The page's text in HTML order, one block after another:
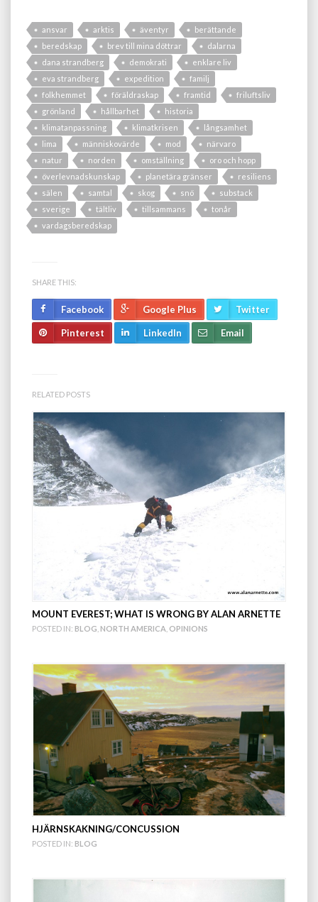
ansvar arktis äventyr
berättande
beredskap
brev till mina döttrar
dalarna
dana strandberg
demokrati
enklare liv
eva strandberg
expedition
familj
folkhemmet
föräldraskap framtid
friluftsliv
grönland
hållbarhet
historia
klimatanpassning
klimatkrisen
långsamhet
lima
människovärde mod
närvaro
natur
norden omställning
oro och hopp
överlevnadskunskap
planetära gränser
resiliens
sälen
samtal skog snö
substack
sverige
tältliv tillsammans
tonår
vardagsberedskap
SHARE THIS:
Facebook Google Plus Twitter
Pinterest LinkedIn Email
RELATED POSTS
MOUNT EVEREST; WHAT IS WRONG BY ALAN ARNETTE
POSTED IN: BLOG NORTH AMERICA OPINIONS
HJÄRNSKAKNING/CONCUSSION
POSTED IN: BLOG